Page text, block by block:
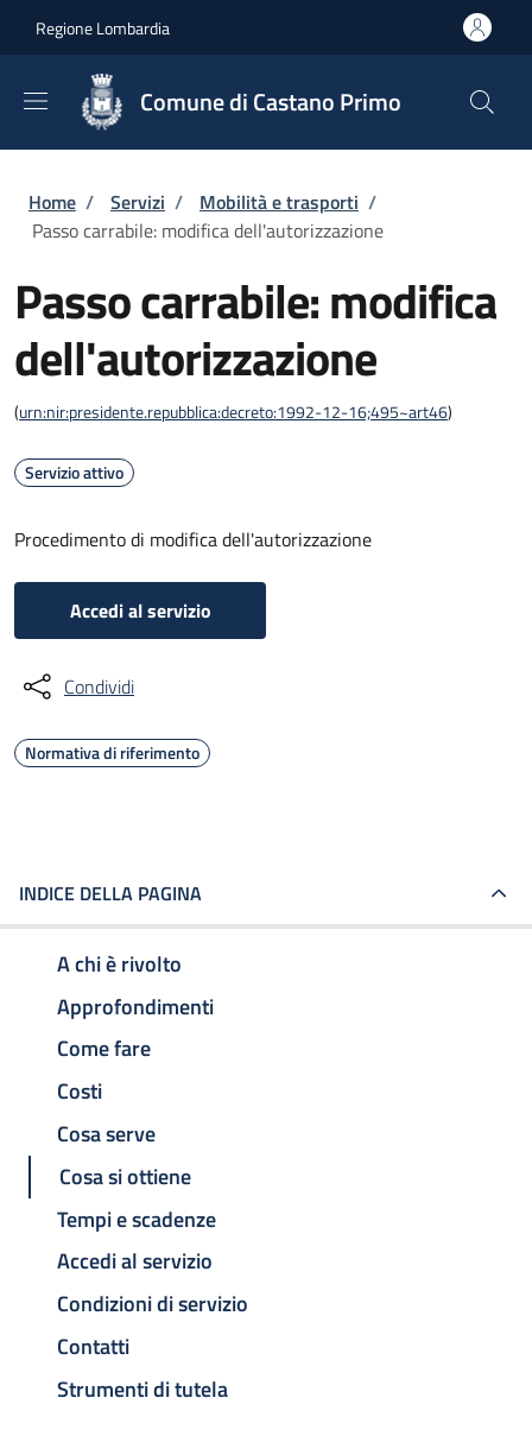
Regione Lombardia
Comune di Castano Primo
Briciole di pane
Home / Servizi / Mobilità e trasporti /
Passo carrabile: modifica dell'autorizzazione
Passo carrabile: modifica
dell'autorizzazione
(urn:nir:presidente.repubblica:decreto:1992-12-16;495~art46)
Servizio attivo
Procedimento di modifica dell'autorizzazione
Accedi al servizio
Condividi
Normativa di riferimento
INDICE DELLA PAGINA
A chi è rivolto
Approfondimenti
Come fare
Costi
Cosa serve
Cosa si ottiene
Tempi e scadenze
Accedi al servizio
Condizioni di servizio
Contatti
Strumenti di tutela